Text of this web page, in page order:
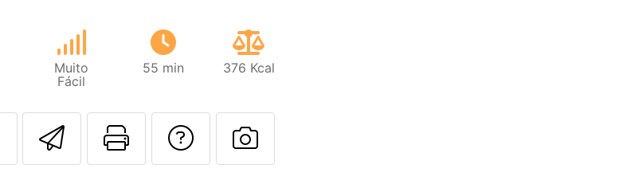
Muito
Fácil
55 min 376 Kcal
Enviar esta receita a um amigo
Imprima esta página
Falar com o autor da receita
Fez esta receita? Compartilhe